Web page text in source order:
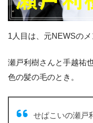
1人目は、元NEWSの
瀬戸利樹さんと手越祐
色の髪の毛のとき。
せぱこいの瀬戸